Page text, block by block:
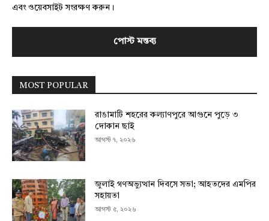
এবং ওয়েবসাইট সংরক্ষণ করুন।
MOST POPULAR
রাঙামাটি শহরের কল্যাণপুরে আগুনে পুড়ে ৩
দোকান ছাই
আগস্ট ৭, ২০২৬
জুলাই গণঅভ্যুত্থান দিবসে সভা; আহতদের এমপির
সহায়তা
আগস্ট ৫, ২০২৬